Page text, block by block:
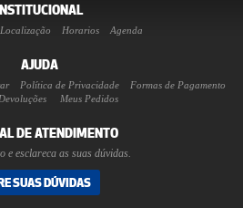
Localização Horarios Agenda
AJUDA
Política de Privacidade
Formas de Pagamento
Meus Pedidos
DE ATENDIMENTO
e esclareca as suas dúvidas.
SUAS DÚVIDAS